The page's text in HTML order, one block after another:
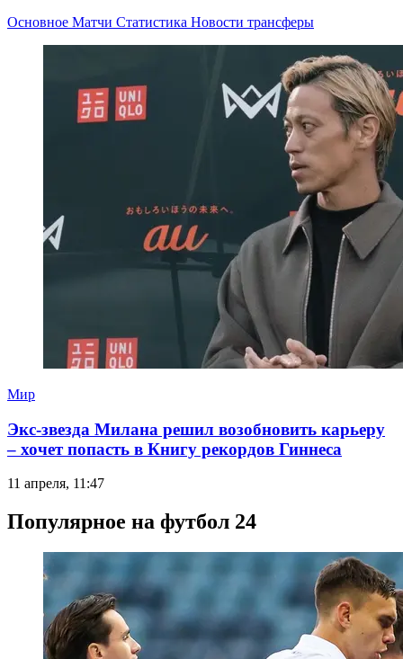
Основное Матчи Статистика Новости трансферы
Мир
Экс-звезда Милана решил возобновить карьеру
– хочет попасть в Книгу рекордов Гиннеса
11 апреля, 11:47
Популярное на футбол 24